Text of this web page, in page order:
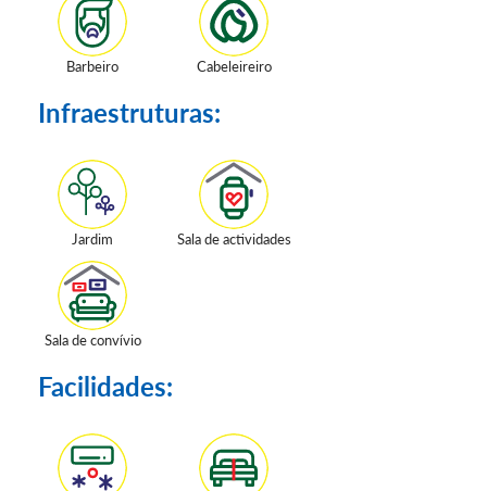
Barbeiro Cabeleireiro
Infraestruturas:
Jardim Sala de actividades
Sala de convívio
Facilidades: